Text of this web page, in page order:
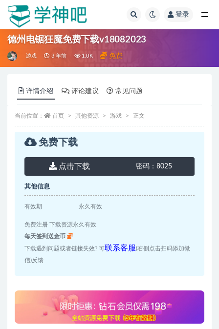
登录
德州电锯狂魔免费下载v18082023
游戏 3 年前 1.0K 免费
详情介绍 评论建议 常见问题
当前位置： 首页 其他资源 游戏 正文
免费下载
点击下载 密码：8025
其他信息
有效期 永久有效
免费注册 下载资源永久有效
每天签到送金币
下载遇到问题或者链接失效? 可 联系客服(右侧点击扫码添加微
信)反馈